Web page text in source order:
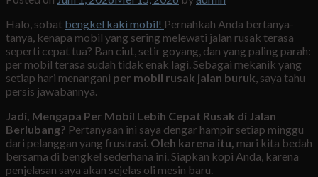
Halo, sobat bengkel kaki mobil! Pernahkah Anda bertanya-
tanya, kenapa mobil yang sering melewati jalan rusak terasa
seperti cepat tua? Ban ciut, setir goyang, dan yang paling parah:
per mobil terasa sudah tidak enak lagi. Sebagai mekanik yang
setiap hari menangani per mobil rusak jalan buruk, saya tahu
persis jawabannya.
Jadi, Mengapa Per Mobil Lebih Cepat Rusak di Jalan
Berlubang? Pertanyaan ini saya dengar hampir setiap minggu
dari pelanggan yang frustrasi. Oleh karena itu, mari kita bedah
bersama di bengkel sederhana ini. Siapkan kopi Anda, karena
penjelasan saya akan sejelas oli mesin baru.